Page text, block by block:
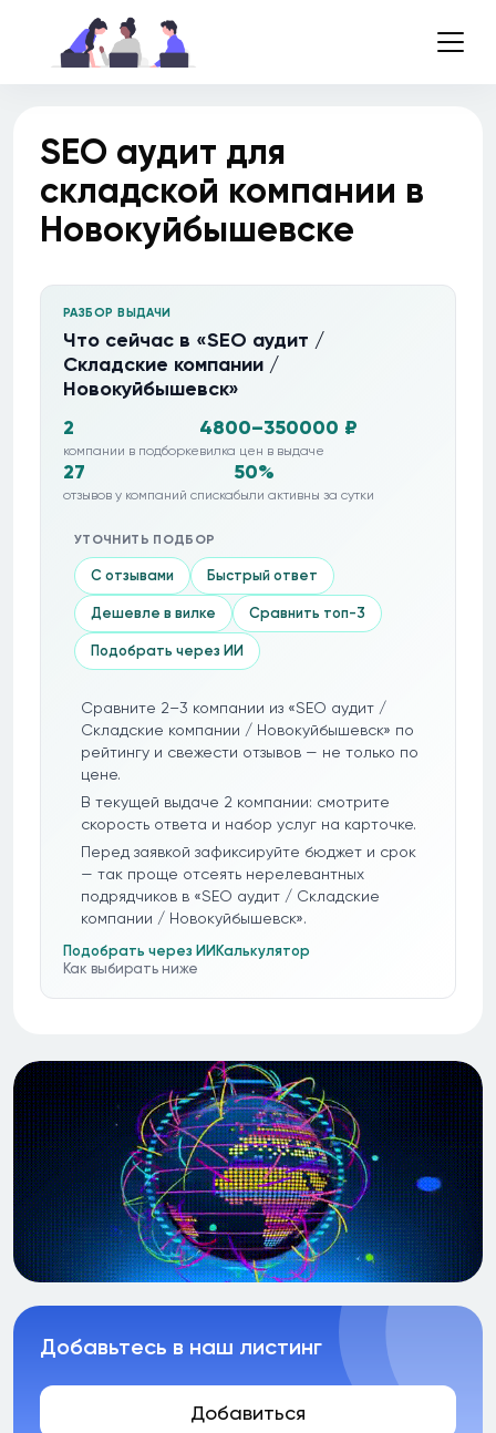
SEO аудит для
складской компании в
Новокуйбышевске
РАЗБОР ВЫДАЧИ
Что сейчас в «SEO аудит /
Складские компании /
Новокуйбышевск»
2
компании в подборке
4800–350000 ₽
вилка цен в выдаче
27
отзывов у компаний списка
50%
были активны за сутки
УТОЧНИТЬ ПОДБОР
С отзывами Быстрый ответ
Дешевле в вилке Сравнить топ-3
Подобрать через ИИ
Сравните 2–3 компании из «SEO аудит /
Складские компании / Новокуйбышевск» по
рейтингу и свежести отзывов — не только по
цене.
В текущей выдаче 2 компании: смотрите
скорость ответа и набор услуг на карточке.
Перед заявкой зафиксируйте бюджет и срок
— так проще отсеять нерелевантных
подрядчиков в «SEO аудит / Складские
компании / Новокуйбышевск».
Подобрать через ИИ Калькулятор
Как выбирать ниже
Добавьтесь в наш листинг
Добавиться